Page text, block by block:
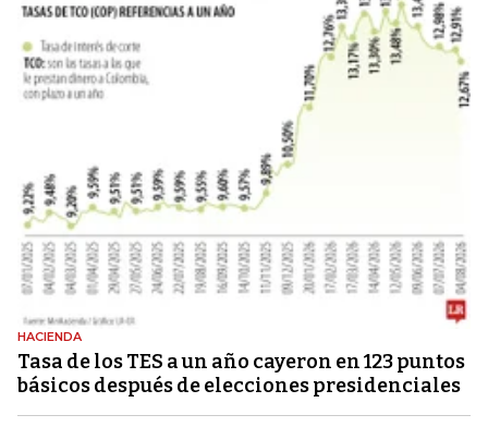
HACIENDA
Tasa de los TES a un año cayeron en 123 puntos
básicos después de elecciones presidenciales